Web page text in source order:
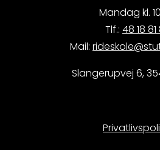
Mandag kl.
Tlf.: 48 18 81
Mail:
Slangerupvej 6,